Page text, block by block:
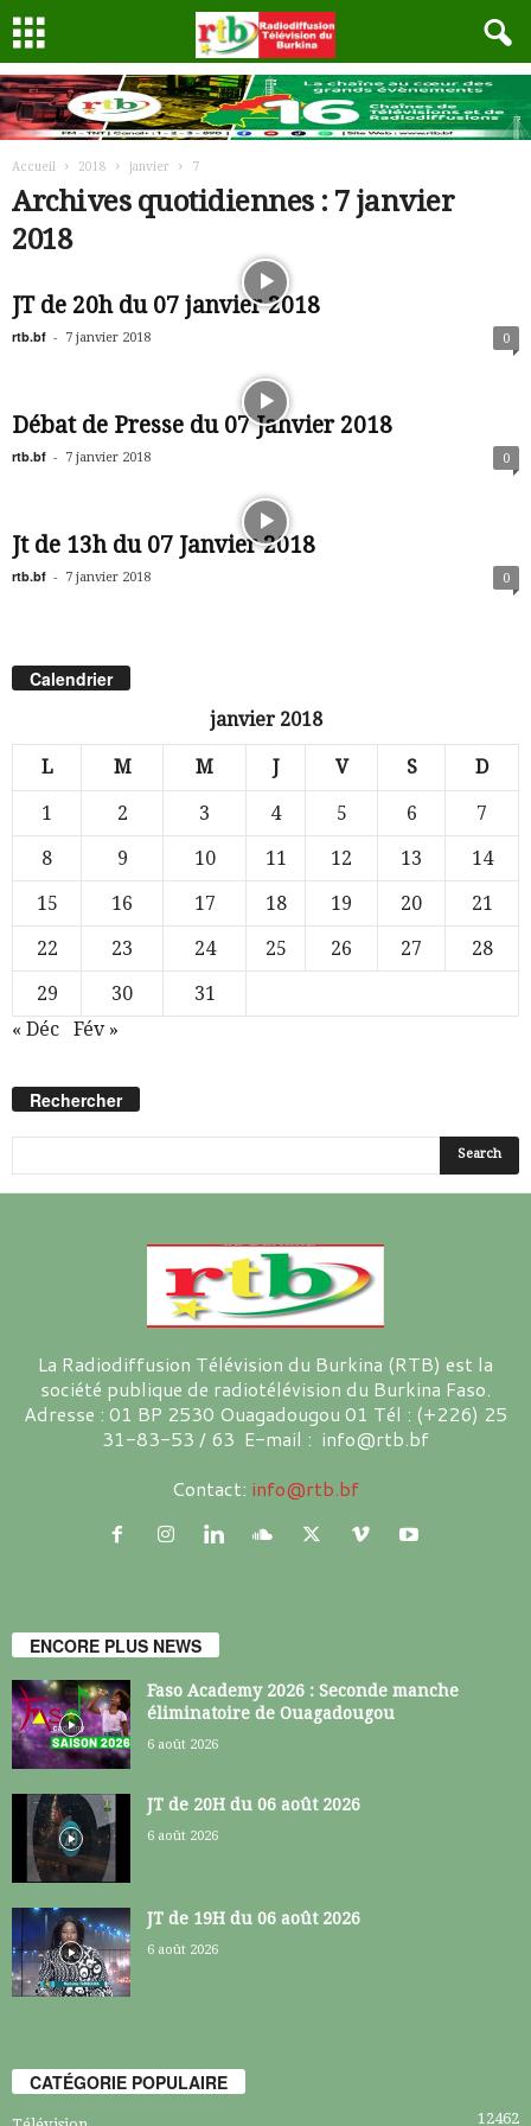
Accueil 2018 janvier 7
Archives quotidiennes : 7 janvier
2018
JT de 20h du 07 janvier 2018
rtb.bf - 7 janvier 2018 0
Débat de Presse du 07 Janvier 2018
rtb.bf - 7 janvier 2018 0
Jt de 13h du 07 Janvier 2018
rtb.bf - 7 janvier 2018 0
Calendrier
janvier 2018
L M M J V S D
1 2 3 4 5 6
7
8
9 10 11 12 13
14
15
16 17 18 19 20
21
22
23 24 25 26 27
28
29
30
31
« Déc
Fév »
Rechercher
La Radiodiffusion Télévision du Burkina (RTB) est la
société publique de radiotélévision du Burkina Faso.
Adresse : 01 BP 2530 Ouagadougou 01 Tél : (+226) 25
31-83-53 / 63 E-mail : info@rtb.bf
Contact: info@rtb.bf
ENCORE PLUS NEWS
Faso Academy 2026 : Seconde manche
éliminatoire de Ouagadougou
6 août 2026
JT de 20H du 06 août 2026
6 août 2026
JT de 19H du 06 août 2026
6 août 2026
CATÉGORIE POPULAIRE
12462